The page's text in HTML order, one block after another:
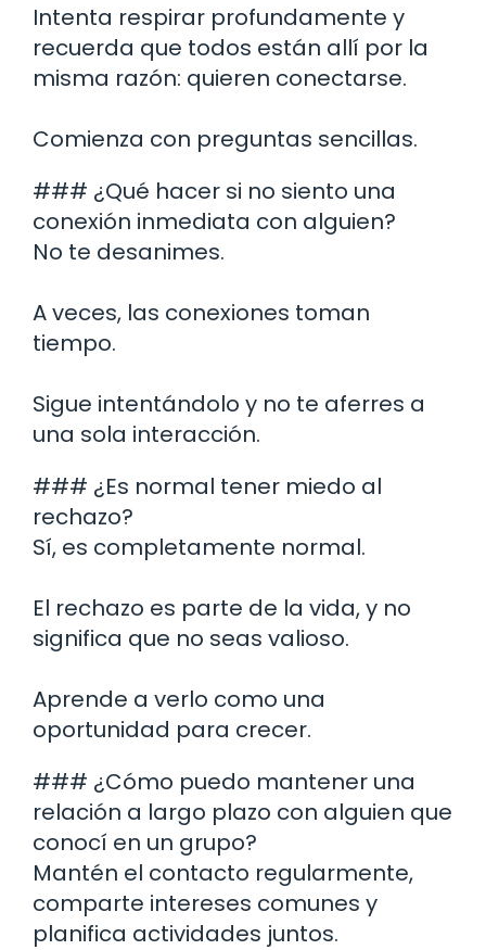
Intenta respirar profundamente y
recuerda que todos están allí por la
misma razón: quieren conectarse.
Comienza con preguntas sencillas.
### ¿Qué hacer si no siento una
conexión inmediata con alguien?
No te desanimes.
A veces, las conexiones toman
tiempo.
Sigue intentándolo y no te aferres a
una sola interacción.
### ¿Es normal tener miedo al
rechazo?
Sí, es completamente normal.
El rechazo es parte de la vida, y no
significa que no seas valioso.
Aprende a verlo como una
oportunidad para crecer.
### ¿Cómo puedo mantener una
relación a largo plazo con alguien que
conocí en un grupo?
Mantén el contacto regularmente,
comparte intereses comunes y
planifica actividades juntos.